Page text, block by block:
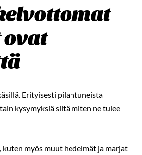
ovat
Erityisesti pilantuneista
kysymyksiä siitä miten ne tulee
kuten myös muut hedelmät ja marjat